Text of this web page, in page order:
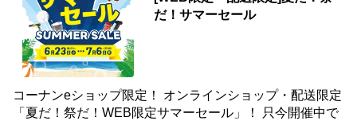
だ！サマーセール
コーナンeショップ限定！ オンラインショップ・配送限定
「夏だ！祭だ！WEB限定サマーセール」！ 只今開催中で